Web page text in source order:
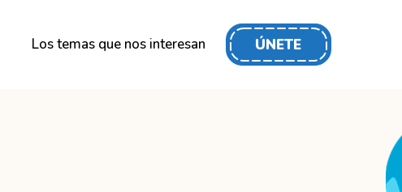
Los temas que nos interesan ÚNETE